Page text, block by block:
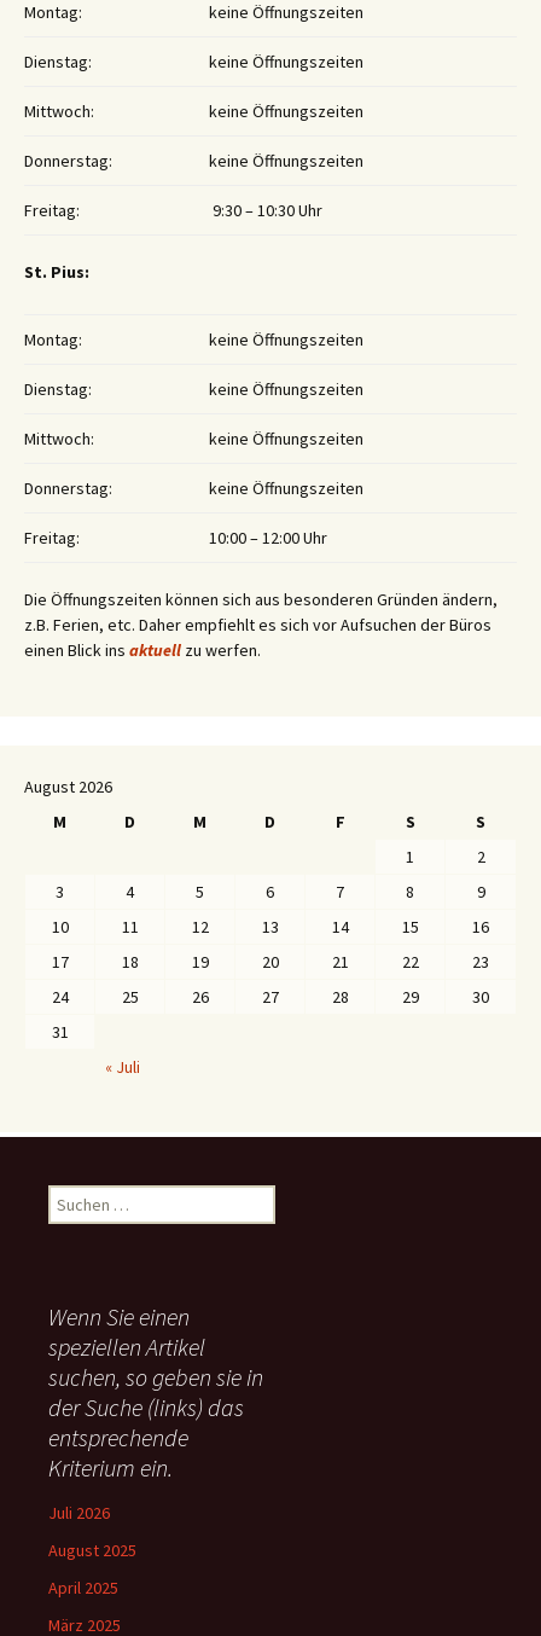
Montag: keine Öffnungszeiten
Dienstag: keine Öffnungszeiten
Mittwoch: keine Öffnungszeiten
Donnerstag: keine Öffnungszeiten
Freitag: 9:30 – 10:30 Uhr
St. Pius:
Montag: keine Öffnungszeiten
Dienstag: keine Öffnungszeiten
Mittwoch: keine Öffnungszeiten
Donnerstag: keine Öffnungszeiten
Freitag: 10:00 – 12:00 Uhr
Die Öffnungszeiten können sich aus besonderen Gründen ändern,
z.B. Ferien, etc. Daher empfiehlt es sich vor Aufsuchen der Büros
einen Blick ins aktuell zu werfen.
August 2026
M
D M D F S
S
1
2
3
4 5 6 7 8
9
10
11 12 13 14 15
16
17
18 19 20 21 22
23
24
25 26 27 28 29
30
31
« Juli
u
n
n
a
c
:
Wenn Sie einen
speziellen Artikel
suchen, so geben sie in
der Suche (links) das
entsprechende
Kriterium ein.
Juli 2026
August 2025
April 2025
März 2025